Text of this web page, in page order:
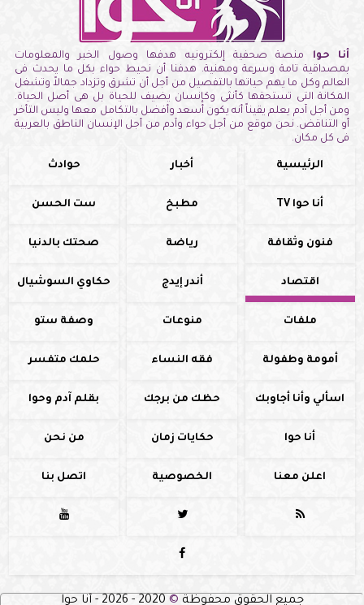
أنا حوا منصة صحفية إلكترونيه هدفها وصول الخبر والمعلومات
بمصداقية تامة وسرعة ومهنية. هدفنا أن نحيط حواء بكل ما يحدث فى
العالم وكل ما يهم حياتها بالتفصيل من أجل أن تشرق وتزداد جمالاً وتشغل
المكانة التى تستحقها كأنثى وكإنسان يضيف للحياة بل هى أصل الحياة.
ومن أجل آدم يعلم يقيناً أنه يكون أسعد وأفضل بالتكامل معها وليس التأخر
أو التناقض. نحن موقع من أجل حواء وآدم من أجل الإنسان الناطق بالعربية
فى كل مكان.
الرئيسية أخبار حوادث
أنا حوا TV مطبخ ست الحسن
فنون وثقافة رياضة صحتك بالدنيا
اقتصاد أندر إيدج حكاوي السوشيال
ملفات منوعات وصفة ستو
أمومة وطفولة فقه النساء حلمك متفسر
اسألي وأنا أجاوبك حظك من برجك بقلم آدم وحوا
أنا حوا حكايات زمان من نحن
اعلن معنا الخصوصية اتصل بنا




جميع الحقوق محفوظة ©